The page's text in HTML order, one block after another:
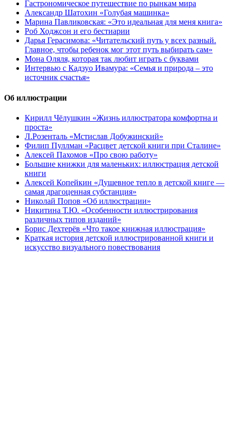
Гастрономическое путешествие по рынкам мира
Александр Шатохин «Голубая машинка»
Марина Павликовская: «Это идеальная для меня книга»
Роб Ходжсон и его бестиарии
Дарья Герасимова: «Читательский путь у всех разный.
Главное, чтобы ребенок мог этот путь выбирать сам»
Мона Оляля, которая так любит играть с буквами
Интервью с Кадзуо Ивамура: «Семья и природа – это
источник счастья»
Об иллюстрации
Кирилл Чёлушкин «Жизнь иллюстратора комфортна и
проста»
Л.Розенталь «Мстислав Добужинский»
Филип Пуллман «Расцвет детской книги при Сталине»
Алексей Пахомов «Про свою работу»
Большие книжки для маленьких: иллюстрация детской
книги
Алексей Копейкин «Душевное тепло в детской книге —
самая драгоценная субстанция»
Николай Попов «Об иллюстрации»
Никитина Т.Ю. «Особенности иллюстрирования
различных типов изданий»
Борис Дехтерёв «Что такое книжная иллюстрация»
Краткая история детской иллюстрированной книги и
искусство визуального повествования